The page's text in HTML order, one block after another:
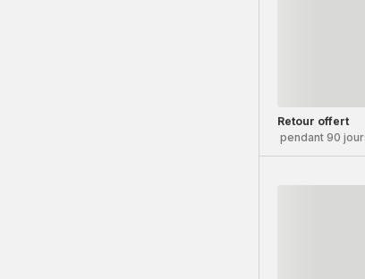
Retour offert
pendant 90